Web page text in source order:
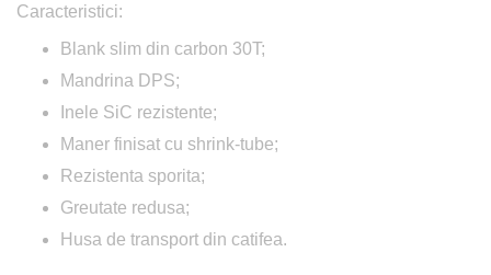
Caracteristici:
Blank slim din carbon 30T;
Mandrina DPS;
Inele SiC rezistente;
Maner finisat cu shrink-tube;
Rezistenta sporita;
Greutate redusa;
Husa de transport din catifea.